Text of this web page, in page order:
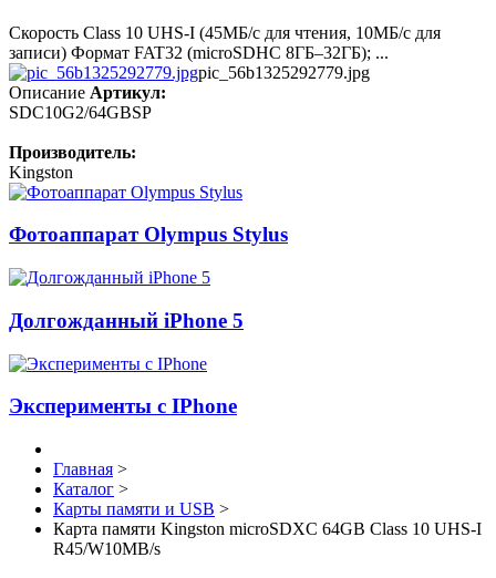
Скорость Class 10 UHS-I (45МБ/с для чтения, 10МБ/с для
записи) Формат FAT32 (microSDHC 8ГБ–32ГБ); ...
pic_56b1325292779.jpg
Описание Артикул:
SDC10G2/64GBSP
Производитель:
Kingston
Фотоаппарат Olympus Stylus
Долгожданный iPhone 5
Эксперименты с IPhone
Главная >
Каталог >
Карты памяти и USB >
Карта памяти Kingston microSDXC 64GB Class 10 UHS-I
R45/W10MB/s